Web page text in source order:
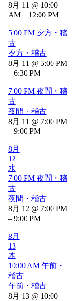
8月 11 @ 10:00
AM – 12:00 PM
5:00 PM 夕方・稽
古
夕方・稽古
8月 11 @ 5:00 PM
– 6:30 PM
7:00 PM 夜間・稽
古
夜間・稽古
8月 11 @ 7:00 PM
– 9:00 PM
8月
12
水
7:00 PM 夜間・稽
古
夜間・稽古
8月 12 @ 7:00 PM
– 9:00 PM
8月
13
木
10:00 AM 午前・
稽古
午前・稽古
8月 13 @ 10:00